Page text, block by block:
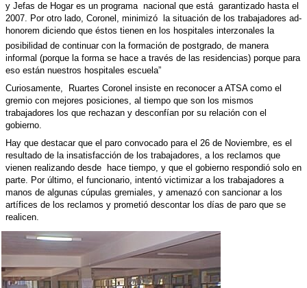
y Jefas de Hogar es un programa nacional que está garantizado hasta el
2007. Por otro lado, Coronel, minimizó
la situación de los trabajadores ad-
honorem diciendo que éstos tienen en los hospitales interzonales la
posibilidad de continuar con la formación de postgrado, de manera
informal (porque la forma se hace a través de las residencias) porque para
eso están nuestros hospitales escuela”
Curiosamente,
Ruartes Coronel insiste en reconocer a ATSA como el
gremio con mejores posiciones, al tiempo que son los mismos
trabajadores los que rechazan y desconfían por su relación con el
gobierno.
Hay que destacar que el paro convocado para el 26 de Noviembre, es el
resultado de la insatisfacción de los trabajadores, a los reclamos que
vienen realizando desde
hace tiempo, y que el gobierno respondió solo en
parte. Por último, el funcionario, intentó victimizar a los trabajadores a
manos de algunas cúpulas gremiales, y amenazó con sancionar a los
artífices de los reclamos y prometió descontar los días de paro que se
realicen.